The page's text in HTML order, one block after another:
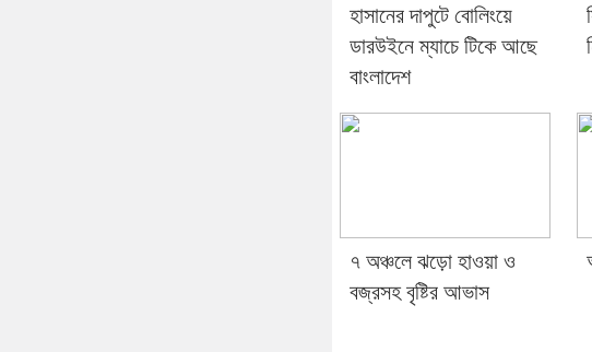
হাসানের দাপুটে বোলিংয়ে
ডারউইনে ম্যাচে টিকে আছে
বাংলাদেশ
৭ অঞ্চলে ঝড়ো হাওয়া ও
বজ্রসহ বৃষ্টির আভাস